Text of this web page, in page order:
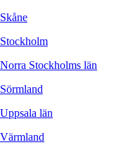
Skåne
Stockholm
Norra Stockholms län
Sörmland
Uppsala län
Värmland